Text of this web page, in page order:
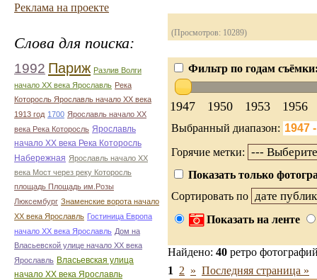
Реклама на проекте
Слова для поиска:
1992 Париж Разлив Волги
начало ХХ века Ярославль Река
Которосль Ярославль начало ХХ века
1913 год 1700 Ярославль начало ХХ
века Река Которосль Ярославль
начало ХХ века Река Которосль
Набережная Ярославль начало ХХ
века Мост через реку Которосль
площадь Площадь им.Розы
Люксембург Знаменские ворота начало
ХХ века Ярославль Гостиница Европа
начало ХХ века Ярославль Дом на
Власьевской улице начало ХХ века
Ярославль Власьевская улица
начало ХХ века Ярославль
(Просмотров: 10289)
Фильтр по годам
1947 1950 1953 1956
Выбранный диапазон:
Горячие метки:
Показать только
Сортировать по
Показать на ленте
Найдено: 40 ретро
1
2 » Последняя страница »